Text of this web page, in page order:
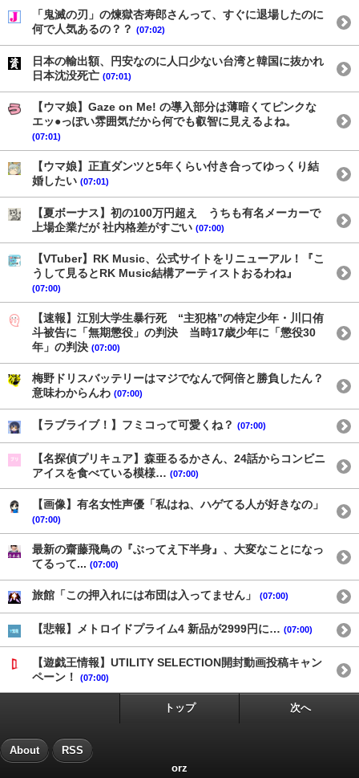
「鬼滅の刃」の煉獄杏寿郎さんって、すぐに退場したのに
何で人気あるの？？ (07:02)
日本の輸出額、円安なのに人口少ない台湾と韓国に抜かれ
日本沈没死亡 (07:01)
【ウマ娘】Gaze on Me! の導入部分は薄暗くてピンクな
エッ●っぽい雰囲気だから何でも叡智に見えるよね。
(07:01)
【ウマ娘】正直ダンツと5年くらい付き合ってゆっくり結
婚したい (07:01)
【夏ボーナス】初の100万円超え うちも有名メーカーで
上場企業だが 社内格差がすごい (07:00)
【VTuber】RK Music、公式サイトをリニューアル！『こ
うして見るとRK Music結構アーティストおるわね』
(07:00)
【速報】江別大学生暴行死 “主犯格”の特定少年・川口侑
斗被告に「無期懲役」の判決 当時17歳少年に「懲役30
年」の判決 (07:00)
梅野ドリスバッテリーはマジでなんで阿倍と勝負したん？
意味わからんわ (07:00)
【ラブライブ！】フミコって可愛くね？ (07:00)
【名探偵プリキュア】森亜るるかさん、24話からコンビニ
アイスを食べている模様… (07:00)
【画像】有名女性声優「私はね、ハゲてる人が好きなの」
(07:00)
最新の齋藤飛鳥の『ぶってえ下半身』、大変なことになっ
てるって... (07:00)
旅館「この押入れには布団は入ってません」 (07:00)
【悲報】メトロイドプライム4 新品が2999円に… (07:00)
【遊戯王情報】UTILITY SELECTION開封動画投稿キャン
ペーン！
(07:00)
トップ 次へ
About RSS
orz